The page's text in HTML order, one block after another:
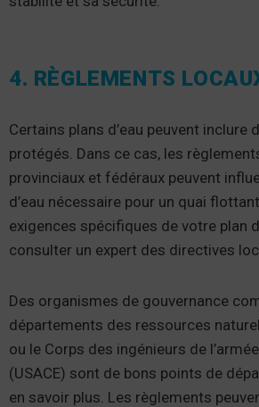
4. RÈGLEMENTS
Certains plans d’eau peuvent inclure
protégés. Dans ce cas, les
provinciaux et fédéraux peuvent
d’eau nécessaire pour un quai
exigences spécifiques de votre plan
consulter un expert des directives
Des organismes de gouvernance
départements des ressources
ou le Corps des ingénieurs de
(USACE) sont de bons points de
en savoir plus. Les règlements